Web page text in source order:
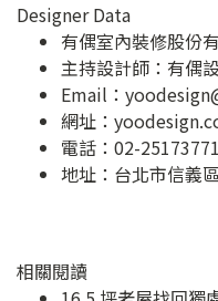
Designer Data
有偶室內裝修股份
主持設計師：有偶
Email：
網址：
電話：02-25173771
地址： 台北市信義
相關閱讀